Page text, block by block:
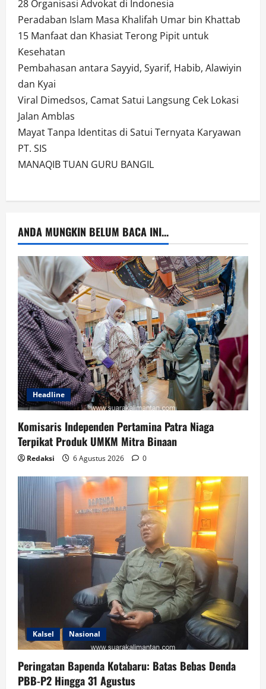
28 Organisasi Advokat di Indonesia
Peradaban Islam Masa Khalifah Umar bin Khattab
15 Manfaat dan Khasiat Terong Pipit untuk
Kesehatan
Pembahasan antara Sayyid, Syarif, Habib, Alawiyin
dan Kyai
Viral Dimedsos, Camat Satui Langsung Cek Lokasi
Jalan Amblas
Mayat Tanpa Identitas di Satui Ternyata Karyawan
PT. SIS
MANAQIB TUAN GURU BANGIL
ANDA MUNGKIN BELUM BACA INI...
Headline
Komisaris Independen Pertamina Patra Niaga
Terpikat Produk UMKM Mitra Binaan
Redaksi 6 Agustus 2026 0
Kalsel Nasional
Peringatan Bapenda Kotabaru: Batas Bebas Denda
PBB-P2 Hingga 31 Agustus